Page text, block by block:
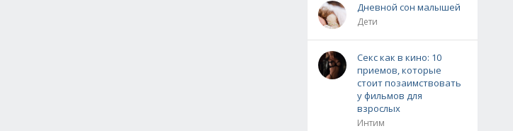
Дневной сон малышей
Дети
Секс как в кино: 10
приемов, которые
стоит позаимствовать
у фильмов для
взрослых
Интим